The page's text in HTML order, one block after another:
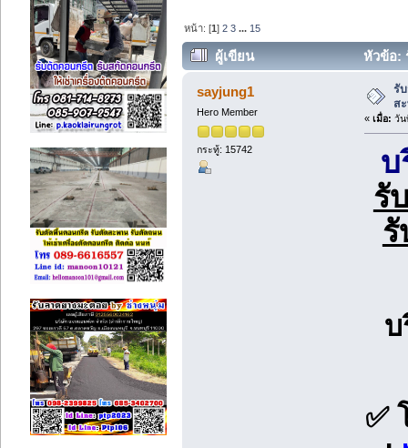
หน้า: [1]2 3 ... 15
ผู้เขียน
หัวข้อ:
(อ่าน 6776 ครั้ง)
sayjung1
Hero Member
กระทู้: 15742
รั
ส
« เมื่อ: วัน
บ
รั
บ
✅